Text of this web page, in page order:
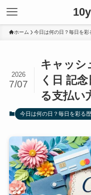
ホーム 今日は何の日？毎日を彩
キャッシ
く日 記
る支払い
2026
7/07
今日は何の日？毎日を彩る